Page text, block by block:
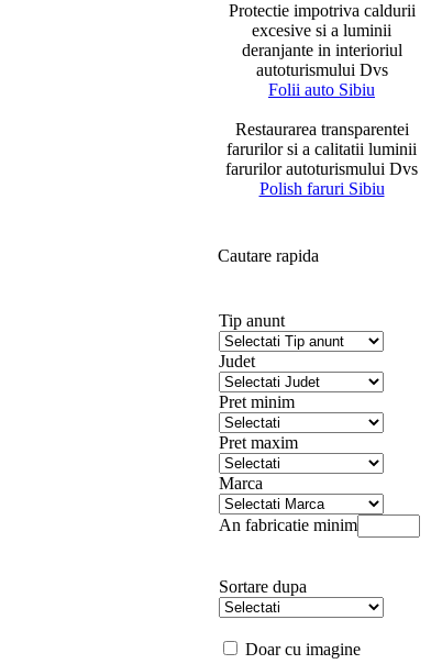
Protectie impotriva caldurii
excesive si a luminii
deranjante in interioriul
autoturismului Dvs
Folii auto Sibiu
Restaurarea transparentei
farurilor si a calitatii luminii
farurilor autoturismului Dvs
Polish faruri Sibiu
Cautare rapida
Tip anunt
Judet
Pret minim
Pret maxim
Marca
An fabricatie minim
Sortare dupa
Doar cu imagine